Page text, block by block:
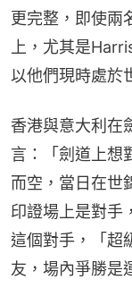
更完整，即使兩
上，尤其是
以他們現時處於
香港與意大利在
言：「劍道上想
而空，當日在世
印證場上是對手
這個對手，「超
友，場內爭勝是